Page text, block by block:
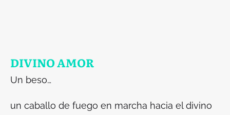
DIVINO AMOR
Un beso…
un caballo de fuego en marcha hacia el divino